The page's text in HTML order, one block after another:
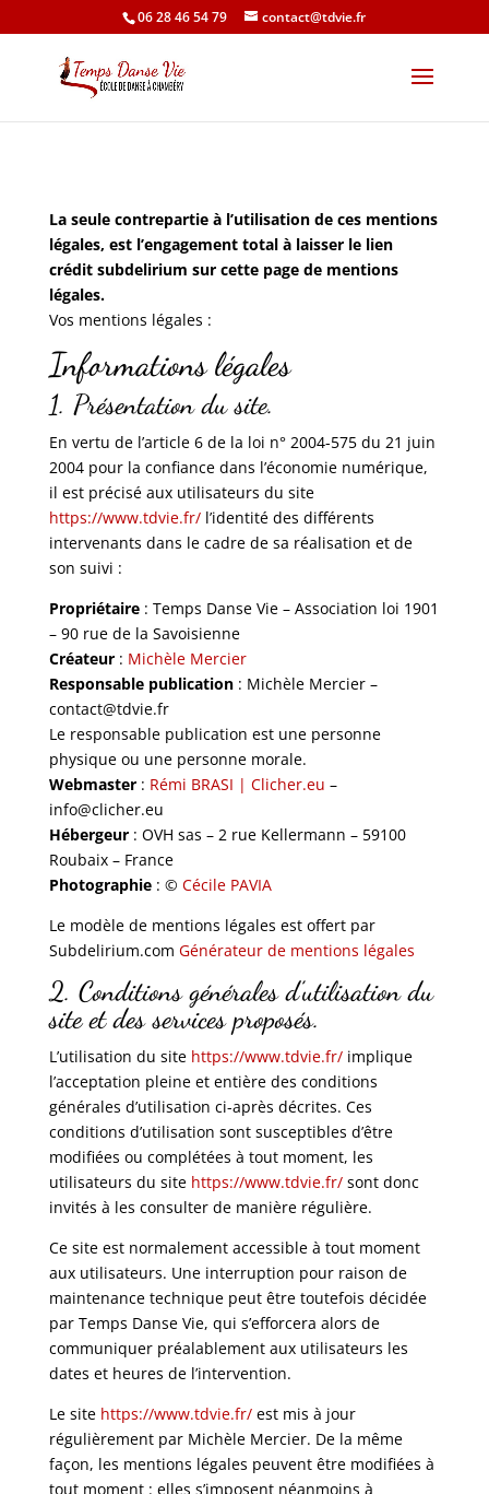
06 28 46 54 79 contact@tdvie.fr
La seule contrepartie à l’utilisation de ces mentions
légales, est l’engagement total à laisser le lien
crédit subdelirium sur cette page de mentions
légales.
Vos mentions légales :
Informations légales
1. Présentation du site.
En vertu de l’article 6 de la loi n° 2004-575 du 21 juin
2004 pour la confiance dans l’économie numérique,
il est précisé aux utilisateurs du site
https://www.tdvie.fr/l’identité des différents
intervenants dans le cadre de sa réalisation et de
son suivi :
Propriétaire: Temps Danse Vie – Association loi 1901
– 90 rue de la Savoisienne
Créateur: Michèle Mercier
Responsable publication: Michèle Mercier –
contact@tdvie.fr
Le responsable publication est une personne
physique ou une personne morale.
Webmaster: Rémi BRASI | Clicher.eu –
info@clicher.eu
Hébergeur: OVH sas – 2 rue Kellermann – 59100
Roubaix – France
Photographie: © Cécile PAVIA
Le modèle de mentions légales est offert par
Subdelirium.com Générateur de mentions légales
2. Conditions générales d’utilisation du
site et des services proposés.
L’utilisation du site https://www.tdvie.fr/implique
l’acceptation pleine et entière des conditions
générales d’utilisation ci-après décrites. Ces
conditions d’utilisation sont susceptibles d’être
modifiées ou complétées à tout moment, les
utilisateurs du site https://www.tdvie.fr/sont donc
invités à les consulter de manière régulière.
Ce site est normalement accessible à tout moment
aux utilisateurs. Une interruption pour raison de
maintenance technique peut être toutefois décidée
par Temps Danse Vie, qui s’efforcera alors de
communiquer préalablement aux utilisateurs les
dates et heures de l’intervention.
Le site https://www.tdvie.fr/est mis à jour
régulièrement par Michèle Mercier. De la même
façon, les mentions légales peuvent être modifiées à
tout moment : elles s’imposent néanmoins à